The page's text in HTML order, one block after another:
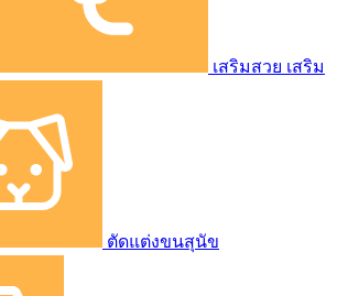
เสริมสวย เสริม
ตัดแต่งขนสุนัข